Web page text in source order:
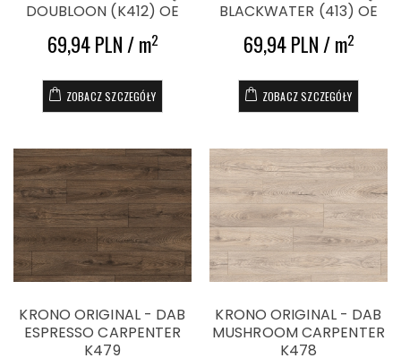
DOUBLOON (K412) OE
69,94 PLN / m2
ZOBACZ SZCZEGÓŁY
BLACKWATER (413) OE
69,94 PLN / m2
ZOBACZ SZCZEGÓŁY
KRONO ORIGINAL - DAB
ESPRESSO CARPENTER
K479
KRONO ORIGINAL - DAB
MUSHROOM CARPENTER
K478